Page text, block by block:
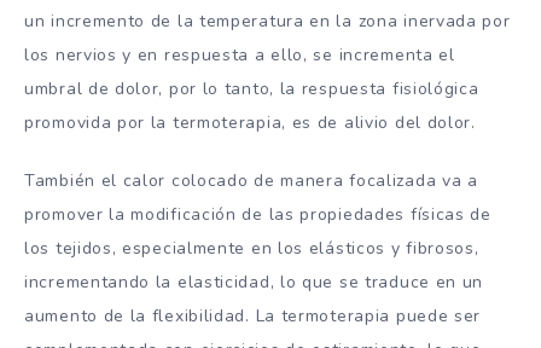
un incremento de la temperatura en la zona inervada por
los nervios y en respuesta a ello, se incrementa el
umbral de dolor, por lo tanto, la respuesta fisiológica
promovida por la termoterapia, es de alivio del dolor.
También el calor colocado de manera focalizada va a
promover la modificación de las propiedades físicas de
los tejidos, especialmente en los elásticos y fibrosos,
incrementando la elasticidad, lo que se traduce en un
aumento de la flexibilidad. La termoterapia puede ser